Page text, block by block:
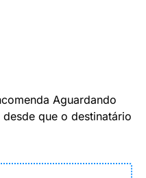
Aguardando
que o destinatário